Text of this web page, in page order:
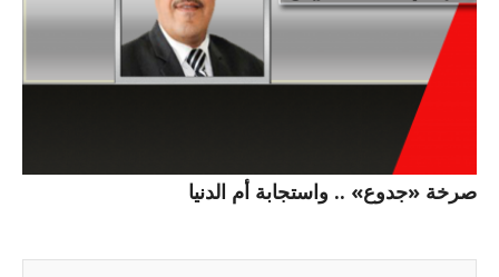
صرخة «جدوع» .. واستجابة أم الدنيا